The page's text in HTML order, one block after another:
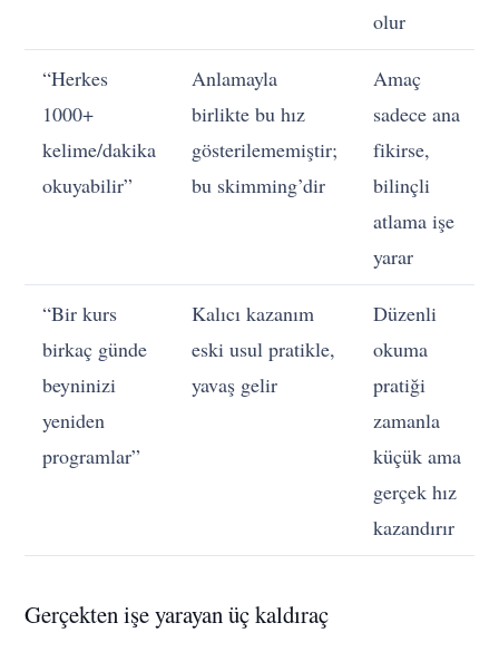
olur
“Herkes
1000+
kelime/dakika
okuyabilir”
Anlamayla
birlikte bu hız
gösterilememiştir;
bu skimming’dir
Amaç
sadece ana
fikirse,
bilinçli
atlama işe
yarar
“Bir kurs
birkaç günde
beyninizi
yeniden
programlar”
Kalıcı kazanım
eski usul pratikle,
yavaş gelir
Düzenli
okuma
pratiği
zamanla
küçük ama
gerçek hız
kazandırır
Gerçekten işe yarayan üç kaldıraç